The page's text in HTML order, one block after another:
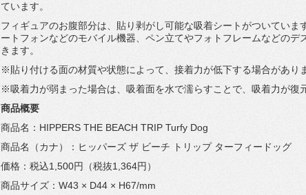
ています。
フィギュアのお腹部分は、 貼り剥がし可能な吸着シートがついていま
ートフォンなどのモバイル機器、 ペン立てやフォトフレームなどのデ
きます。
※貼り付ける面の材質や状態によって、 接着力が低下する場合があり
※吸着力が弱まった場合は、吸着面を水で濡らすことで、 吸着力が復
商品概要
商品名：HIPPERS THE BEACH TRIP Turfy Dog
商品名（カナ）：ヒッパーズ ザ ビーチ トリップ ターフィードッグ
価格：税込1,500円（税抜1,364円）
商品サイズ：W43 × D44 × H67/mm